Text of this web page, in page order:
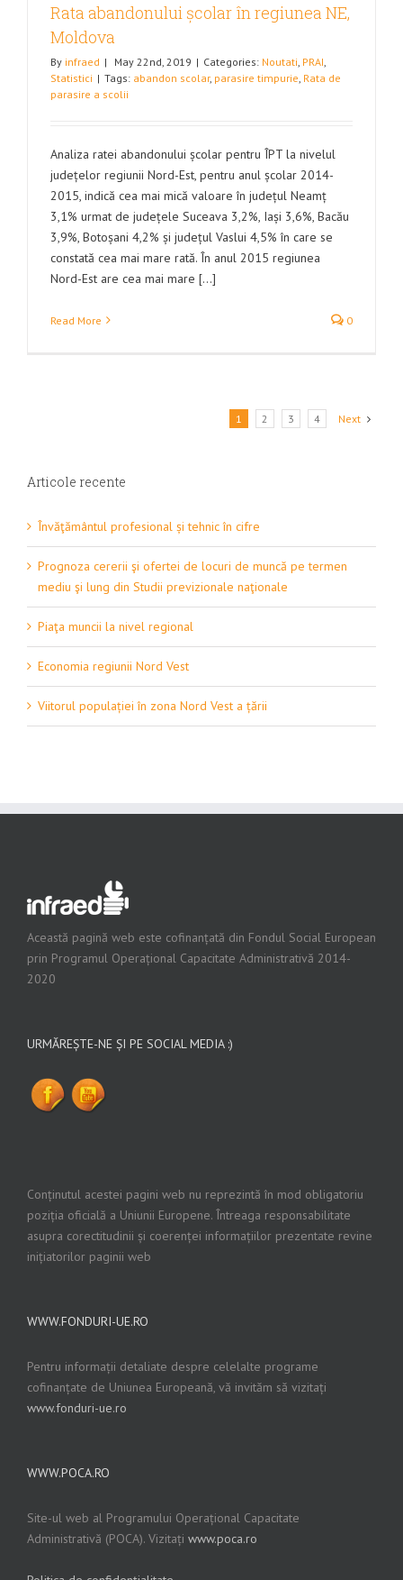
Rata abandonului școlar în regiunea NE,
Moldova
By infraed | May 22nd, 2019 | Categories: Noutati PRAI
Statistici | Tags: abandon scolar, parasire timpurie Rata de
parasire a scolii
Analiza ratei abandonului școlar pentru ÎPT la nivelul
județelor regiunii Nord-Est, pentru anul școlar 2014-
2015, indică cea mai mică valoare în județul Neamț
3,1% urmat de județele Suceava 3,2%, Iași 3,6%, Bacău
3,9%, Botoșani 4,2% și județul Vaslui 4,5% în care se
constată cea mai mare rată. În anul 2015 regiunea
Nord-Est are cea mai mare [...]
Read More 0
1 2 3 4 Next
Articole recente
Învăţământul profesional și tehnic în cifre
Prognoza cererii şi ofertei de locuri de muncă pe termen
mediu şi lung din Studii previzionale naţionale
Piaţa muncii la nivel regional
Economia regiunii Nord Vest
Viitorul populației în zona Nord Vest a țării
Această pagină web este cofinanțată din Fondul Social European
prin Programul Operațional Capacitate Administrativă 2014-
2020
URMĂREȘTE-NE ȘI PE SOCIAL MEDIA :)
Conținutul acestei pagini web nu reprezintă în mod obligatoriu
poziția oficială a Uniunii Europene. Întreaga responsabilitate
asupra corectitudinii și coerenței informațiilor prezentate revine
inițiatorilor paginii web
WWW.FONDURI-UE.RO
Pentru informații detaliate despre celelalte programe
cofinanțate de Uniunea Europeană, vă invităm să vizitați
www.fonduri-ue.ro
WWW.POCA.RO
Site-ul web al Programului Operațional Capacitate
Administrativă (POCA). Vizitați www.poca.ro